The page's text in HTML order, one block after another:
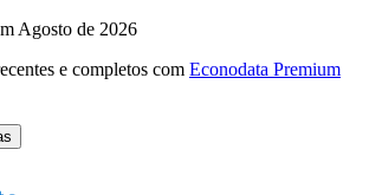
Agosto de 2026
e completos com Econodata Premium